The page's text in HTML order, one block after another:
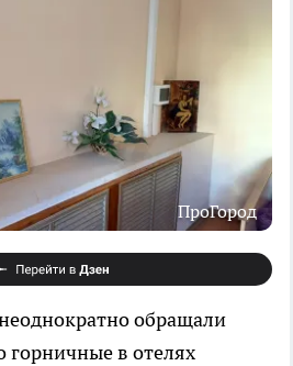
ПроГород
обращали
горничные в отелях